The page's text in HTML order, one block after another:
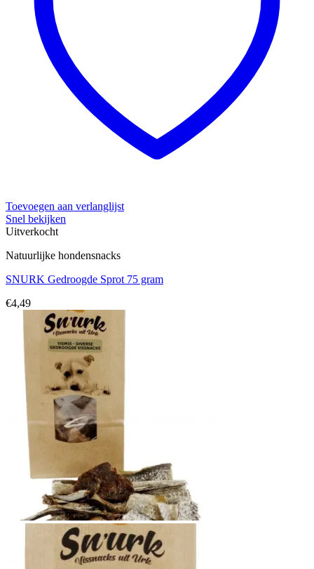
Toevoegen aan verlanglijst
Snel bekijken
Uitverkocht
Natuurlijke hondensnacks
SNURK Gedroogde Sprot 75 gram
€4,49